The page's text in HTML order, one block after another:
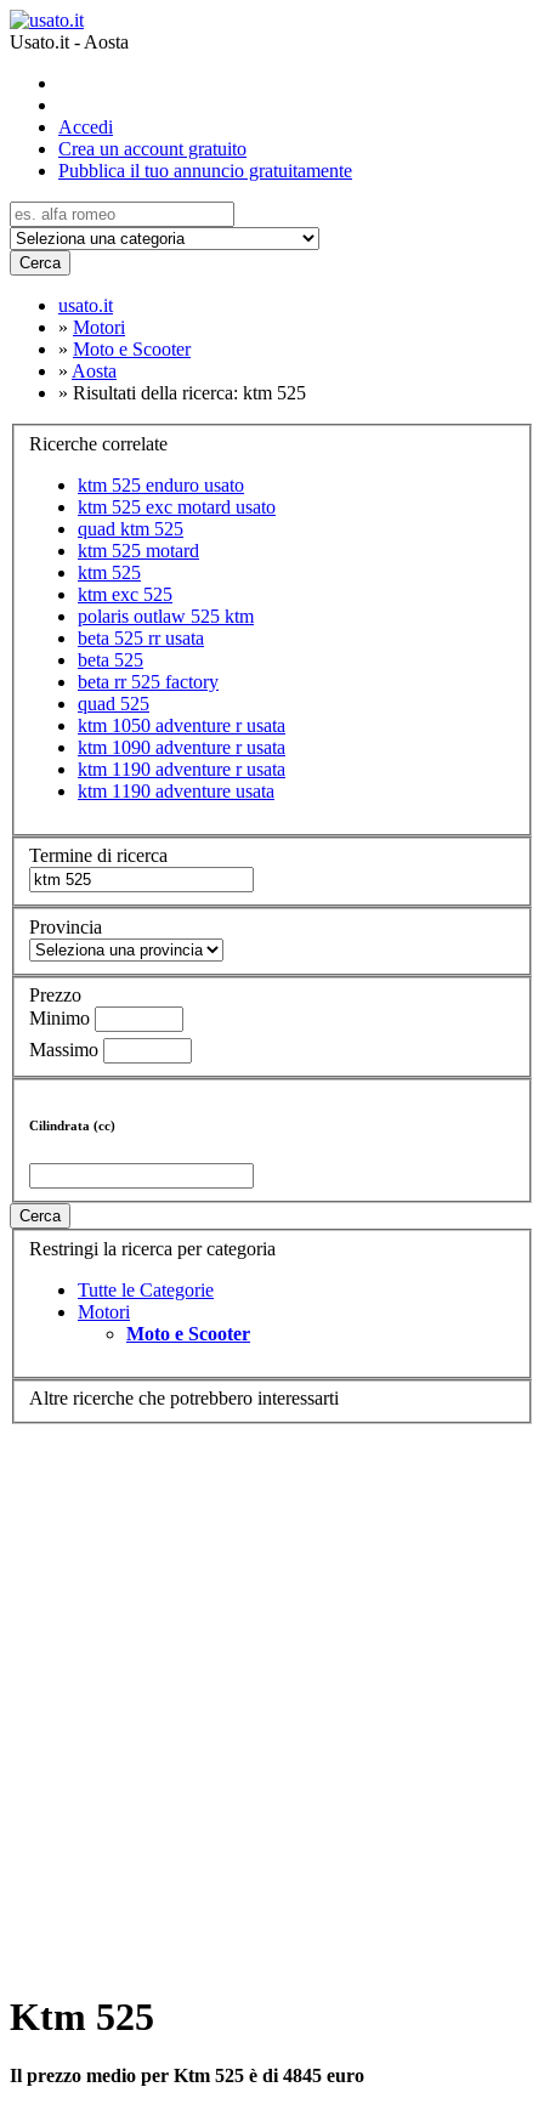
Usato.it - Aosta
Accedi
Crea un account gratuito
Pubblica il tuo annuncio gratuitamente
Cerca
usato.it
» Motori
» Moto e Scooter
» Aosta
» Risultati della ricerca: ktm 525
Ricerche correlate
ktm 525 enduro usato
ktm 525 exc motard usato
quad ktm 525
ktm 525 motard
ktm 525
ktm exc 525
polaris outlaw 525 ktm
beta 525 rr usata
beta 525
beta rr 525 factory
quad 525
ktm 1050 adventure r usata
ktm 1090 adventure r usata
ktm 1190 adventure r usata
ktm 1190 adventure usata
Termine di ricerca
Provincia
Prezzo
Minimo
Massimo
Cilindrata (cc)
Cerca
Restringi la ricerca per categoria
Tutte le Categorie
Motori
Moto e Scooter
Altre ricerche che potrebbero interessarti
Ktm 525
Il prezzo medio per Ktm 525 è di 4845 euro